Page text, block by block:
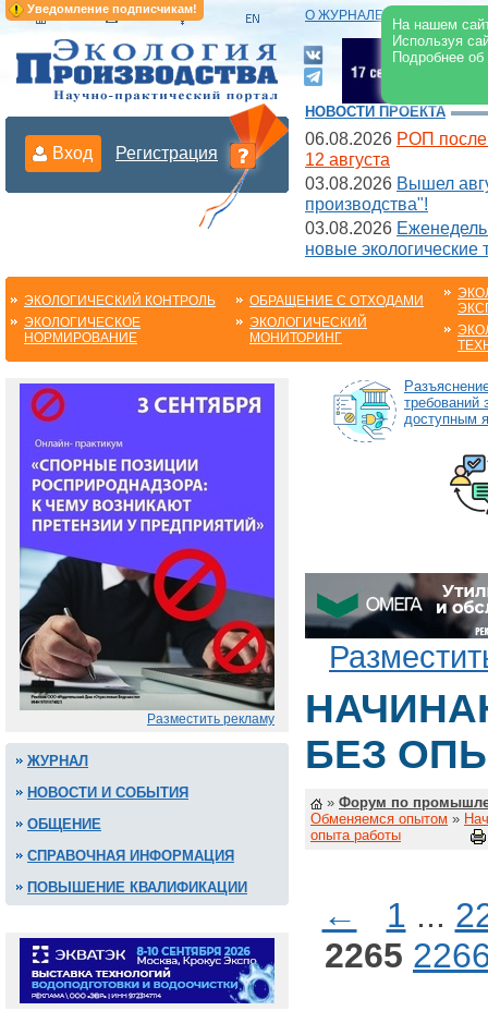
Уведомление подписчикам!
На нашем
Используя
Подробнее
О ЖУРНАЛЕ |
Вход Регистрация
НОВОСТИ ПРОЕКТА
06.08.2026 РОП после
12 августа
03.08.2026 Вышел
производства"!
03.08.2026
новые экологические
ЭКОЛОГИЧЕСКИЙ КОНТРОЛЬ
ЭКОЛОГИЧЕСКОЕ
НОРМИРОВАНИЕ
ОБРАЩЕНИЕ С ОТХОДАМИ
ЭКОЛОГИЧЕСКИЙ
МОНИТОРИНГ
Разместить рекламу
ЖУРНАЛ
НОВОСТИ И СОБЫТИЯ
ОБЩЕНИЕ
СПРАВОЧНАЯ ИНФОРМАЦИЯ
ПОВЫШЕНИЕ КВАЛИФИКАЦИИ
требований
доступным
БЕЗ
» Форум по
Обменяемся опытом »
опыта работы
← 1 ...
2265